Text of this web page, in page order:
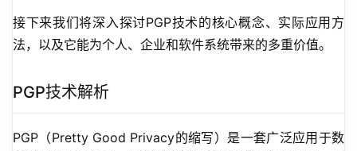
接下来我们将深入探讨PGP技术的核心概念、实际应用方
法，以及它能为个人、企业和软件系统带来的多重价值。
PGP技术解析
PGP（Pretty Good Privacy的缩写）是一套广泛应用于数